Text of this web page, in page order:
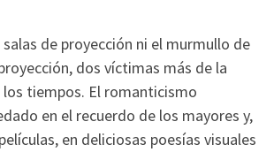
salas de proyección ni el murmullo de
dos víctimas más de la
tiempos. El romanticismo
en el recuerdo de los mayores y,
en deliciosas poesías visuales